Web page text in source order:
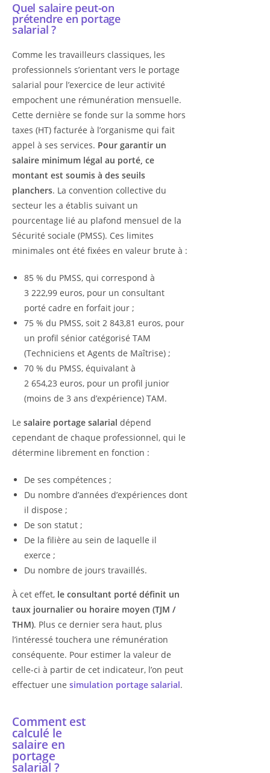
Quel salaire peut-on
prétendre en portage
salarial ?
Comme les travailleurs classiques, les
professionnels s’orientant vers le portage
salarial pour l’exercice de leur activité
empochent une rémunération mensuelle.
Cette dernière se fonde sur la somme hors
taxes (HT) facturée à l’organisme qui fait
appel à ses services. Pour garantir un
salaire minimum légal au porté, ce
montant est soumis à des seuils
planchers. La convention collective du
secteur les a établis suivant un
pourcentage lié au plafond mensuel de la
Sécurité sociale (PMSS). Ces limites
minimales ont été fixées en valeur brute à :
85 % du PMSS, qui correspond à
3 222,99 euros, pour un consultant
porté cadre en forfait jour ;
75 % du PMSS, soit 2 843,81 euros, pour
un profil sénior catégorisé TAM
(Techniciens et Agents de Maîtrise) ;
70 % du PMSS, équivalant à
2 654,23 euros, pour un profil junior
(moins de 3 ans d’expérience) TAM.
Le salaire portage salarial dépend
cependant de chaque professionnel, qui le
détermine librement en fonction :
De ses compétences ;
Du nombre d’années d’expériences dont
il dispose ;
De son statut ;
De la filière au sein de laquelle il
exerce ;
Du nombre de jours travaillés.
À cet effet, le consultant porté définit un
taux journalier ou horaire moyen (TJM /
THM). Plus ce dernier sera haut, plus
l’intéressé touchera une rémunération
conséquente. Pour estimer la valeur de
celle-ci à partir de cet indicateur, l’on peut
effectuer une simulation portage salarial.
Comment est
calculé le
salaire en
portage
salarial ?